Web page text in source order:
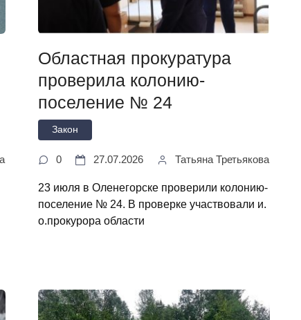
Областная прокуратура
проверила колонию-
поселение № 24
Закон
0 27.07.2026 Татьяна Третьякова
23 июля в Оленегорске проверили колонию-
поселение № 24. В проверке участвовали и.
о.прокурора области